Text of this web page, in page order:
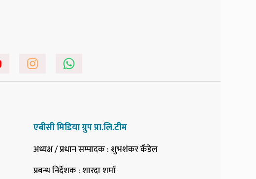
एबीसी मिडिया ग्रुप प्रा.लि.टीम
अध्यक्ष / प्रधान सम्पादक: शुभशंकर कँडेल
प्रबन्ध निर्देशक: शारदा शर्मा